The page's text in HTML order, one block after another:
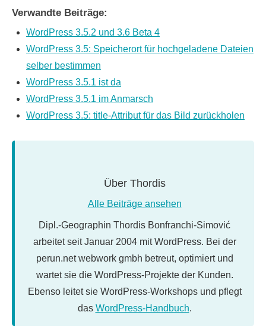
Verwandte Beiträge:
WordPress 3.5.2 und 3.6 Beta 4
WordPress 3.5: Speicherort für hochgeladene Dateien
selber bestimmen
WordPress 3.5.1 ist da
WordPress 3.5.1 im Anmarsch
WordPress 3.5: title-Attribut für das Bild zurückholen
Über Thordis
Alle Beiträge ansehen
Dipl.-Geographin Thordis Bonfranchi-Simović
arbeitet seit Januar 2004 mit WordPress. Bei der
perun.net webwork gmbh betreut, optimiert und
wartet sie die WordPress-Projekte der Kunden.
Ebenso leitet sie WordPress-Workshops und pflegt
das WordPress-Handbuch.